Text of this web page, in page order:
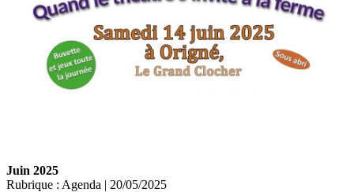
Juin 2025
Rubrique : Agenda | 20/05/2025